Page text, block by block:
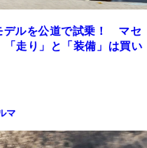
デルを公道で試乗！ マセ
走り」と「装備」は買い
マ